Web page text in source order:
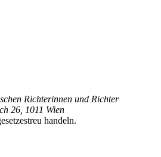
Richterinnen und Richter
26 1011 Wien
handeln.